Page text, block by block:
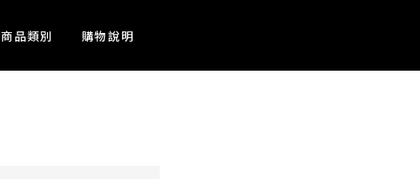
商品類別 購物說明